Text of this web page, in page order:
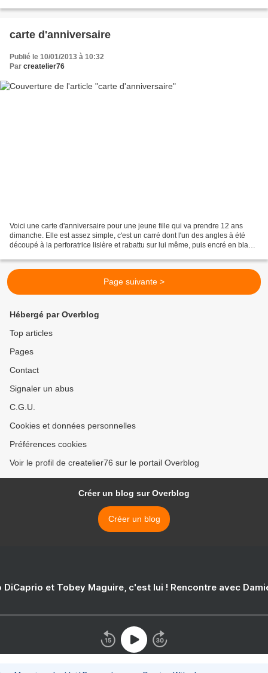
carte d'anniversaire
Publié le 10/01/2013 à 10:32
Par createlier76
Voici une carte d'anniversaire pour une jeune fille qui va prendre 12 ans
dimanche. Elle est assez simple, c'est un carré dont l'un des angles à été
découpé à la perforatrice lisière et rabattu sur lui même, puis encré en blanc
Page suivante >
Hébergé par Overblog
Top articles
Pages
Contact
Signaler un abus
C.G.U.
Cookies et données personnelles
Préférences cookies
Voir le profil de createlier76 sur le portail Overblog
Créer un blog sur Overblog
Créer un blog
DiCaprio et Tobey Maguire, c'est lui ! Rencontre avec